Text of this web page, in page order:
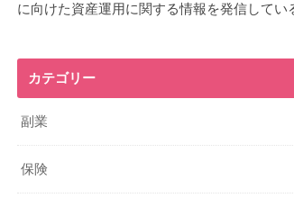
に向けた資産運用に関する情報を発信してい
カテゴリー
副業
保険